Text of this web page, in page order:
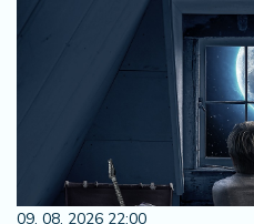
09. 08. 2026 22:00